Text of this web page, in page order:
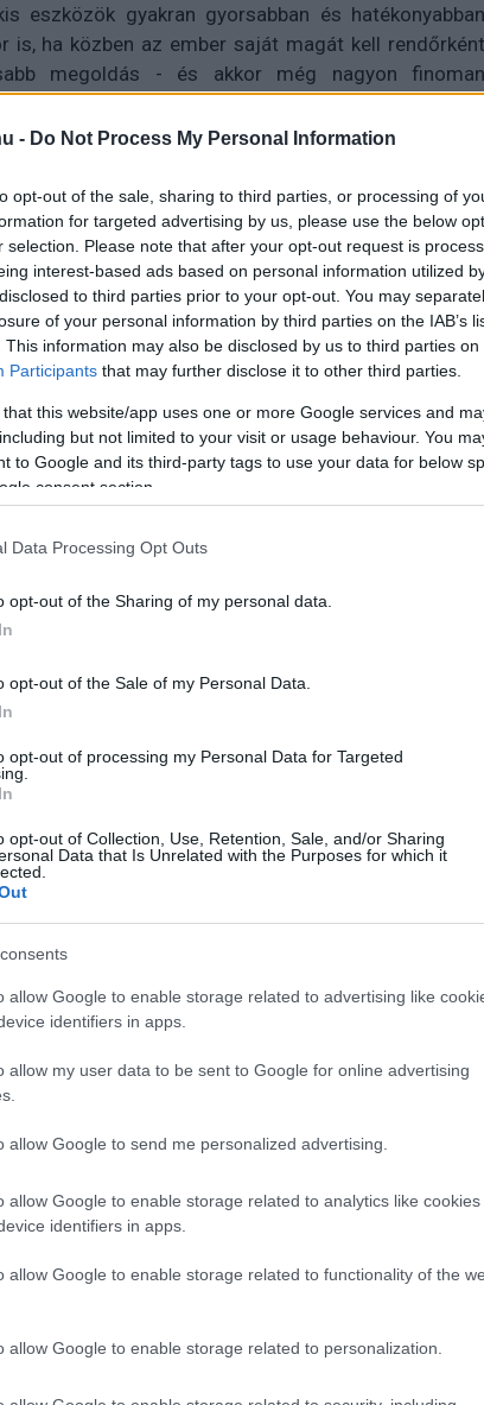
- Do Not Process My Personal Information
opt-out of the sale, sharing to third parties, or processing of
for targeted advertising by us, please use the below
selection. Please note that after your opt-out request is
interest-based ads based on personal information utilized
to third parties prior to your opt-out. You may
of your personal information by third parties on the IAB’s
This information may also be disclosed by us to third parties on
Participants that may further disclose it to other third parties.
that this website/app uses one or more Google services and
but not limited to your visit or usage behaviour. You
to Google and its third-party tags to use your data for below
consent section.
Data Processing Opt Outs
opt-out of the Sharing of my personal data.
opt-out of the Sale of my Personal Data.
opt-out of processing my Personal Data for Targeted
opt-out of Collection, Use, Retention, Sale, and/or Sharing
Data that Is Unrelated with the Purposes for which it
allow Google to enable storage related to advertising like
identifiers in apps.
allow my user data to be sent to Google for online advertising
allow Google to send me personalized advertising.
allow Google to enable storage related to analytics like cookies
identifiers in apps.
allow Google to enable storage related to functionality of the
allow Google to enable storage related to personalization.
eszközök gyakran gyorsabban és hatékonyabban
is, ha közben az ember saját magát kell rendőrként
megoldás - és akkor még nagyon finoman
új balatoni kardioösvény (X)
Pixel 10 hardveres és
újításai
a techóriás a dizájn felfrissítése
felturbózott funkciókra fókuszált.
augusztus 13-án kerít sort a Google
pedig pontosan egy hétre rá, augusztus 20-án
fogalmát, de számottevő fejlesztésekre készül.
vonalon, a Pixel 10, a Pixel 10 Pro és a hajlítható
és sokkal hangosabb.
a korábban pletykált Pixel Sense utódja vagy
az AI-fejlesztések ígérnek: tudja, mire vagy kíváncsi,
videó szerint a Magic Cue például képes egy